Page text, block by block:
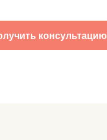
консультацию